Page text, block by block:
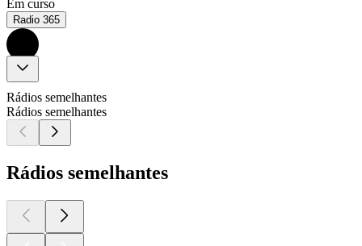
Em curso
Radio 365
Rádios semelhantes
Rádios semelhantes
Rádios semelhantes